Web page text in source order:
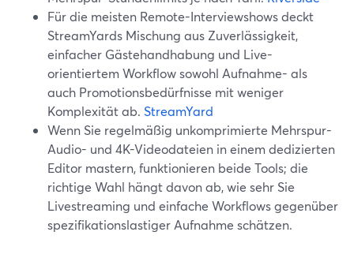
Für die meisten Remote-Interviewshows deckt
StreamYards Mischung aus Zuverlässigkeit,
einfacher Gästehandhabung und Live-
orientiertem Workflow sowohl Aufnahme- als
auch Promotionsbedürfnisse mit weniger
Komplexität ab. StreamYard
Wenn Sie regelmäßig unkomprimierte Mehrspur-
Audio- und 4K-Videodateien in einem dedizierten
Editor mastern, funktionieren beide Tools; die
richtige Wahl hängt davon ab, wie sehr Sie
Livestreaming und einfache Workflows gegenüber
spezifikationslastiger Aufnahme schätzen.